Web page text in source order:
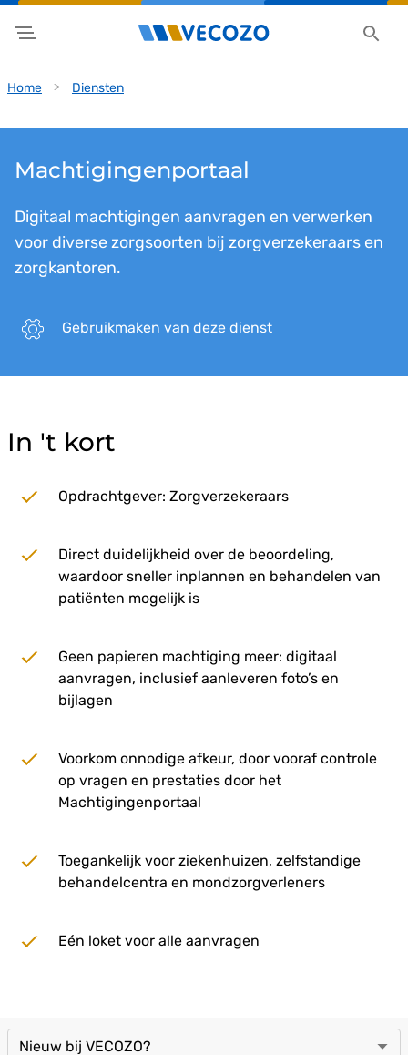
Home Diensten
Machtigingenportaal
Digitaal machtigingen aanvragen en verwerken
voor diverse zorgsoorten bij zorgverzekeraars en
zorgkantoren.
Gebruikmaken van deze dienst
In 't kort
Opdrachtgever: Zorgverzekeraars
Direct duidelijkheid over de beoordeling,
waardoor sneller inplannen en behandelen van
patiënten mogelijk is
Geen papieren machtiging meer: digitaal
aanvragen, inclusief aanleveren foto’s en
bijlagen
Voorkom onnodige afkeur, door vooraf controle
op vragen en prestaties door het
Machtigingenportaal
Toegankelijk voor ziekenhuizen, zelfstandige
behandelcentra en mondzorgverleners
Eén loket voor alle aanvragen